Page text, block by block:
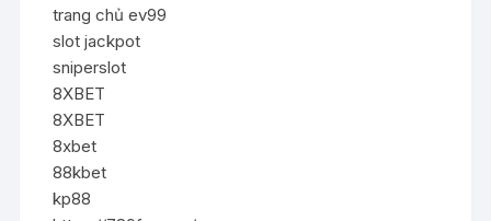
trang chủ ev99
slot jackpot
sniperslot
8XBET
8XBET
8xbet
88kbet
kp88